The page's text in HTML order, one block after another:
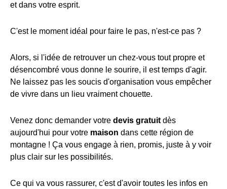
et dans votre esprit.
C'est le moment idéal pour faire le pas, n'est-ce pas ?
Alors, si l'idée de retrouver un chez-vous tout propre et
désencombré vous donne le sourire, il est temps d'agir.
Ne laissez pas les soucis d'organisation vous empêcher
de vivre dans un lieu vraiment chouette.
Venez donc demander votre devis gratuitdès
aujourd'hui pour votre maison dans cette région de
montagne ! Ça vous engage à rien, promis, juste à y voir
plus clair sur les possibilités.
Ce qui va vous rassurer, c'est d'avoir toutes les infos en